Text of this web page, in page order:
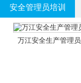
安全管理员培训
万江安全生产管理员